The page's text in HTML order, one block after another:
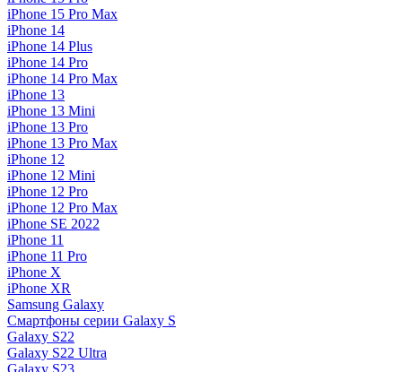
iPhone 15 Pro Max
iPhone 14
iPhone 14 Plus
iPhone 14 Pro
iPhone 14 Pro Max
iPhone 13
iPhone 13 Mini
iPhone 13 Pro
iPhone 13 Pro Max
iPhone 12
iPhone 12 Mini
iPhone 12 Pro
iPhone 12 Pro Max
iPhone SE 2022
iPhone 11
iPhone 11 Pro
iPhone X
iPhone XR
Samsung Galaxy
Смартфоны серии Galaxy S
Galaxy S22
Galaxy S22 Ultra
Galaxy S23